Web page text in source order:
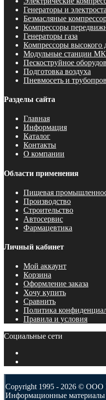
Генераторы и
Безмасляные
Компрессоры
Генераторы газа
Компрессоры высокого
Модульные станции
Пескоструйное
Подготовка воздуха
Пневмосеть и
Разделы сайта
Главная
Информация
Каталог
Контакты
О компании
Области применения
Пищевая
Производство
Строительство
Автосервис
Фармацевтика
Личный кабинет
Мой аккаунт
Корзина
Оформление заказа
Хочу купить
Сравнить
Политика
Правила и условия
Социальные сети
Copyright 1995 - 2026 © ООО
Информационные материалы